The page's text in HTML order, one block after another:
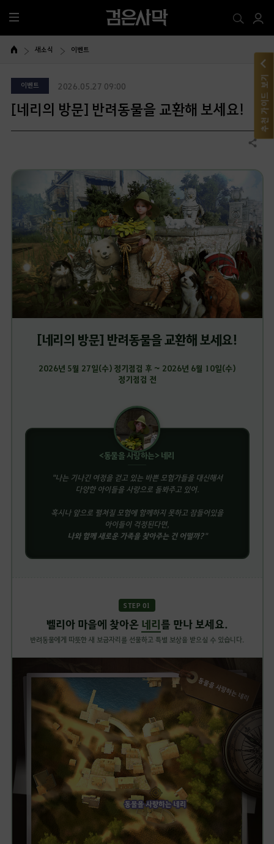
전
체
메
새소식 이벤트
이벤트 2026.05.27 09:00
[네리의 방문] 반려동물을 교환해 보세요!
공유하기
[네리의 방문] 반려동물을 교환해 보세요!
2026년 5월 27일(수) 정기점검 후 ~ 2026년 6월 10일(수)
정기점검 전
<동물을 사랑하는> 네리
"나는 기나긴 여정을 걷고 있는 바쁜 모험가들을 대신해서
다양한 아이들을 사랑으로 돌봐주고 있어.
혹시나 앞으로 펼쳐질 모험에 함께하지 못하고 잠들어있을
아이들이 걱정된다면,
나와 함께 새로운 가족을 찾아주는 건 어떨까?"
STEP 01
벨리아 마을에 찾아온 네리를 만나 보세요.
반려동물에게 따뜻한 새 보금자리를 선물하고 특별 보상을 받으실 수 있습니다.
추천 가이드 보기